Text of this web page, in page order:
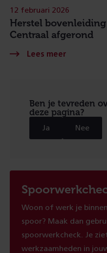
Herstel
Centraal afgerond
12 februari 2026
Ben je tevreden
deze pagina?
Ja Nee
Woon of werk je
spoor? Maak dan
spoorwerkcheck. Je
werkzaamheden in